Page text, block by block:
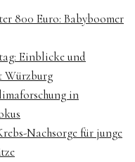
800 Euro: Babyboomer
Einblicke und
Würzburg
in
Nachsorge für junge